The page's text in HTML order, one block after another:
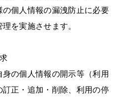
個人情報の漏洩防止に必要
を実施させます。
の個人情報の開示等（利用
訂正・追加・削除、利用の停